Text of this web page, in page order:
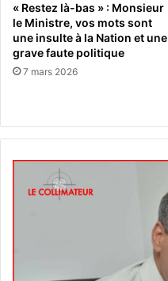
« Restez là-bas » : Monsieur
le Ministre, vos mots sont
une insulte à la Nation et une
grave faute politique
7 mars 2026